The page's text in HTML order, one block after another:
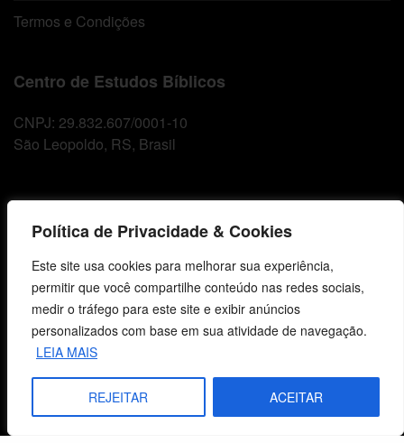
Política de Privacidade & Cookies
Este site usa cookies para melhorar sua experiência,
permitir que você compartilhe conteúdo nas redes sociais,
medir o tráfego para este site e exibir anúncios
personalizados com base em sua atividade de navegação.
LEIA MAIS
REJEITAR ACEITAR
Termos e Condições
Centro de Estudos Bíblicos
CNPJ: 29.832.607/0001-10
São Leopoldo, RS, Brasil
vendas@cebi.org.br
comunicacao@cebi.org.br
WhatsApp / Vendas
+55 (51) 99734-4518
WhatsApp / Comunicação
+55 (51) 99799-3041